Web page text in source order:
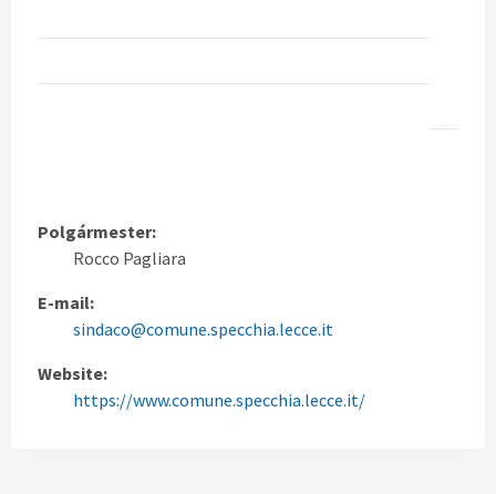
Polgármester:
Rocco Pagliara
E-mail:
sindaco@comune.specchia.lecce.it
Website:
https://www.comune.specchia.lecce.it/